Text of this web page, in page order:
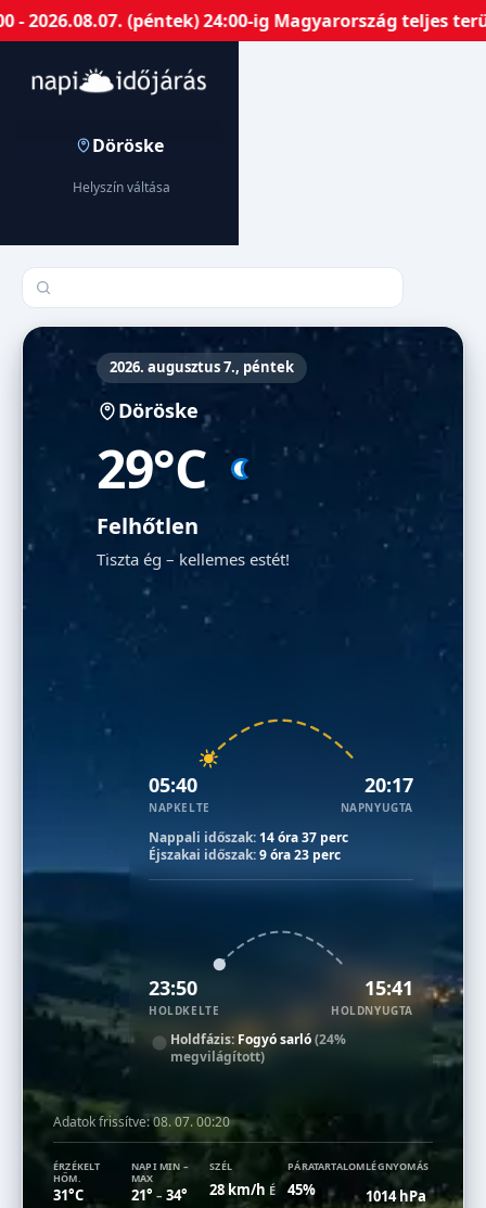
(péntek) 24:00-ig Magyarország teljes
Döröske
Helyszín váltása
Település keresése
2026. augusztus 7., péntek
Döröske
29°C
Felhőtlen
Tiszta ég – kellemes estét!
05:40
NAPKELTE
20:17
NAPNYUGTA
Nappali időszak: 14 óra 37 perc
Éjszakai időszak:9 óra 23 perc
23:50
HOLDKELTE
15:41
HOLDNYUGTA
Holdfázis: Fogyó sarló(24%
megvilágított)
Adatok frissítve:08. 07. 00:20
ÉRZÉKELT
HŐM.
31°C
NAPI MIN –
MAX
21° –34°
SZÉL
28 km/h É
PÁRATARTALOM
45%
LÉGNYOMÁS
1014 hPa